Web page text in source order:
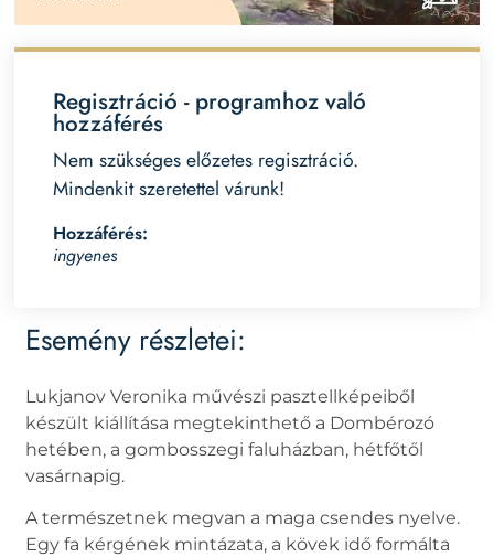
Regisztráció - programhoz való
hozzáférés
Nem szükséges előzetes regisztráció.
Mindenkit szeretettel várunk!
Hozzáférés:
ingyenes
Esemény részletei:
Lukjanov Veronika művészi pasztellképeiből
készült kiállítása megtekinthető a Dombérozó
hetében, a gombosszegi faluházban, hétfőtől
vasárnapig.
A természetnek megvan a maga csendes nyelve.
Egy fa kérgének mintázata, a kövek idő formálta